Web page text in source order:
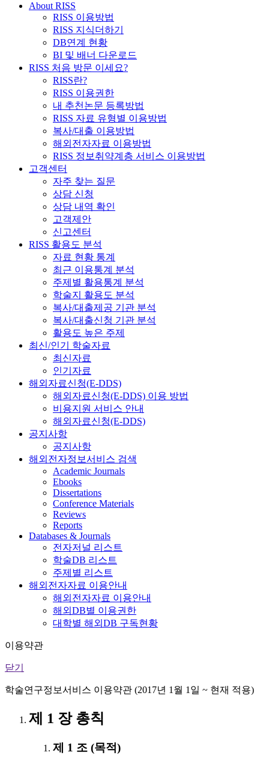
About RISS
RISS 이용방법
RISS 지식더하기
DB연계 현황
BI 및 배너 다운로드
RISS 처음 방문 이세요?
RISS란?
RISS 이용권한
내 추천논문 등록방법
RISS 자료 유형별 이용방법
복사/대출 이용방법
해외전자자료 이용방법
RISS 정보취약계층 서비스 이용방법
고객센터
자주 찾는 질문
상담 신청
상담 내역 확인
고객제안
신고센터
RISS 활용도 분석
자료 현황 통계
최근 이용통계 분석
주제별 활용통계 분석
학술지 활용도 분석
복사/대출제공 기관 분석
복사/대출신청 기관 분석
활용도 높은 주제
최신/인기 학술자료
최신자료
인기자료
해외자료신청(E-DDS)
해외자료신청(E-DDS) 이용 방법
비용지원 서비스 안내
해외자료신청(E-DDS)
공지사항
공지사항
해외전자정보서비스 검색
Academic Journals
Ebooks
Dissertations
Conference Materials
Reviews
Reports
Databases & Journals
전자저널 리스트
학술DB 리스트
주제별 리스트
해외전자자료 이용안내
해외전자자료 이용안내
해외DB별 이용권한
대학별 해외DB 구독현황
이용약관
닫기
학술연구정보서비스 이용약관 (2017년 1월 1일 ~ 현재 적용)
제 1 장 총칙
제 1 조 (목적)